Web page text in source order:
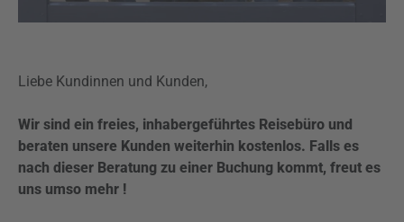
Liebe Kundinnen und Kunden,
Wir sind ein freies, inhabergeführtes Reisebüro und
beraten unsere Kunden weiterhin kostenlos. Falls es
nach dieser Beratung zu einer Buchung kommt, freut es
uns umso mehr !